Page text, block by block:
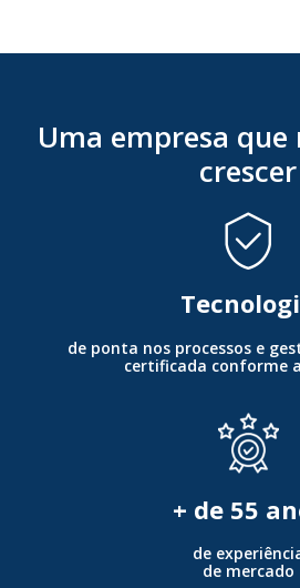
Uma empresa que
crescer
de ponta nos processos e
certificada conforme a
+ de 55
de
de mercado